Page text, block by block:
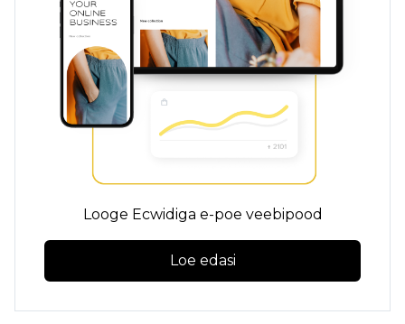
Looge Ecwidiga e-poe veebipood
Loe edasi